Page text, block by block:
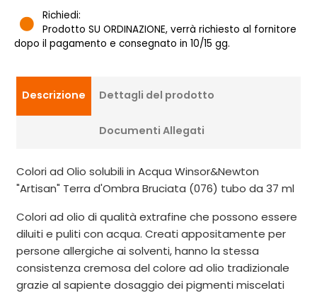
Richiedi:
Prodotto SU ORDINAZIONE, verrà richiesto al fornitore
dopo il pagamento e consegnato in 10/15 gg.
Descrizione Dettagli del prodotto
Documenti Allegati
Colori ad Olio solubili in Acqua Winsor&Newton
"Artisan" Terra d'Ombra Bruciata (076) tubo da 37 ml
Colori ad olio di qualità extrafine che possono essere
diluiti e puliti con acqua. Creati appositamente per
persone allergiche ai solventi, hanno la stessa
consistenza cremosa del colore ad olio tradizionale
grazie al sapiente dosaggio dei pigmenti miscelati